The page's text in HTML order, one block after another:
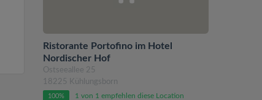
Ristorante Portofino im Hotel
Nordischer Hof
Ostseeallee 25
18225 Kühlungsborn
100% 1 von 1 empfehlen diese Location